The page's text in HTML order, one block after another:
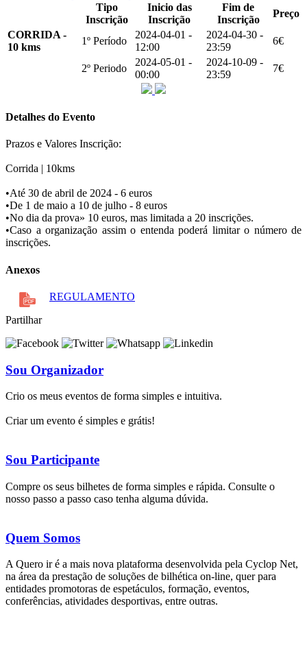
Tipo
Inscrição
Inicio das
Inscrição
Fim de
Inscrição
Preço
CORRIDA -
10 kms
1º Período
2024-04-01 -
12:00
2024-04-30 -
23:59
6€
2º Periodo
2024-05-01 -
00:00
2024-10-09 -
23:59
7€
Detalhes do Evento
Prazos e Valores Inscrição:
Corrida | 10kms
•Até 30 de abril de 2024 - 6 euros
•De 1 de maio a 10 de julho - 8 euros
•No dia da prova» 10 euros, mas limitada a 20 inscrições.
•Caso a organização assim o entenda poderá limitar o número de
inscrições.
Anexos
REGULAMENTO
Partilhar
Sou Organizador
Crio os meus eventos de forma simples e intuitiva.
Criar um evento é simples e grátis!
Sou Participante
Compre os seus bilhetes de forma simples e rápida. Consulte o
nosso passo a passo caso tenha alguma dúvida.
Quem Somos
A Quero ir é a mais nova plataforma desenvolvida pela Cyclop Net,
na área da prestação de soluções de bilhética on-line, quer para
entidades promotoras de espetáculos, formação, eventos,
conferências, atividades desportivas, entre outras.